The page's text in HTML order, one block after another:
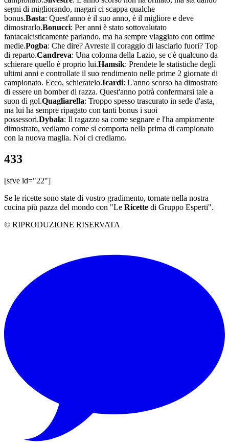
segni di migliorando, magari ci scappa qualche
bonus.Basta: Quest'anno è il suo anno, è il migliore e deve
dimostrarlo.Bonucci: Per anni è stato sottovalutato
fantacalcisticamente parlando, ma ha sempre viaggiato con ottime
medie.Pogba: Che dire? Avreste il coraggio di lasciarlo fuori? Top
di reparto.Candreva: Una colonna della Lazio, se c'è qualcuno da
schierare quello è proprio lui.Hamsik: Prendete le statistiche degli
ultimi anni e controllate il suo rendimento nelle prime 2 giornate di
campionato. Ecco, schieratelo.Icardi: L'anno scorso ha dimostrato
di essere un bomber di razza. Quest'anno potrà confermarsi tale a
suon di gol.Quagliarella: Troppo spesso trascurato in sede d'asta,
ma lui ha sempre ripagato con tanti bonus i suoi
possessori.Dybala: Il ragazzo sa come segnare e l'ha ampiamente
dimostrato, vediamo come si comporta nella prima di campionato
con la nuova maglia. Noi ci crediamo.
433
[sfve id="22"]
Se le ricette sono state di vostro gradimento, tornate nella nostra
cucina più pazza del mondo con "Le Ricette di Gruppo Esperti".
© RIPRODUZIONE RISERVATA